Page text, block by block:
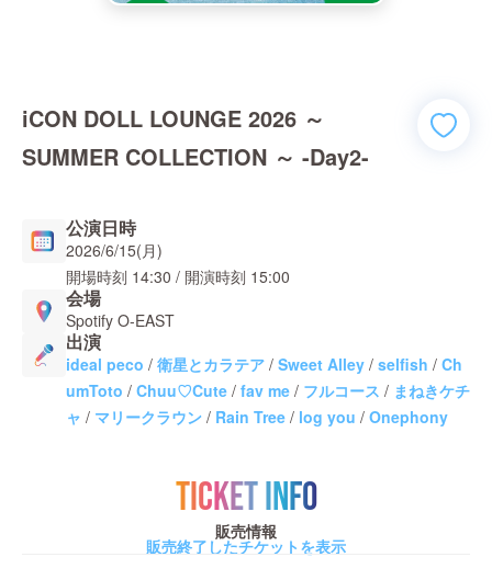
iCON DOLL LOUNGE 2026 ～
SUMMER COLLECTION ～ -Day2-
公演日時
2026/6/15(月)
開場時刻 14:30 / 開演時刻 15:00
会場
Spotify O-EAST
出演
ideal peco / 衛星とカラテア / Sweet Alley / selfish / Ch
umToto / Chuu♡Cute / fav me / フルコース / まねきケチ
ャ / マリークラウン / Rain Tree / log you / Onephony
TICKET INFO
販売情報
販売終了したチケットを表示